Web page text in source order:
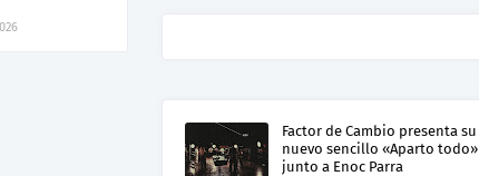
Factor de Cambio presenta su
nuevo sencillo «Aparto todo»
junto a Enoc Parra